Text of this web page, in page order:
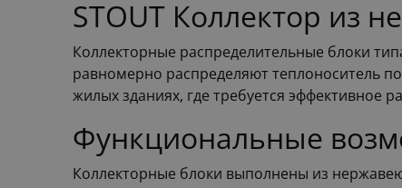
STOUT Коллектор из
Коллекторные распределительные блоки
равномерно распределяют теплоноситель
жилых зданиях, где требуется эффективное
Функциональные
Коллекторные блоки выполнены из